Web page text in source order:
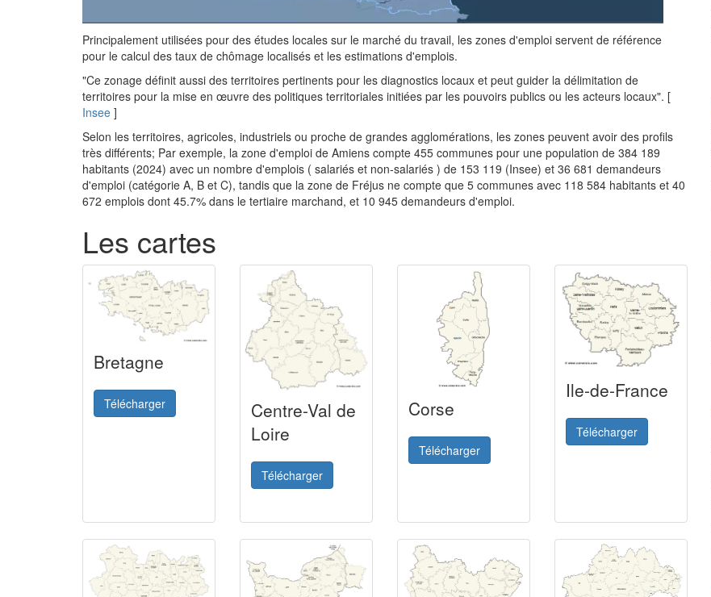
Principalement utilisées pour des études locales sur le marché du travail, les zones d'emploi servent de référence
pour le calcul des taux de chômage localisés et les estimations d'emplois.
"Ce zonage définit aussi des territoires pertinents pour les diagnostics locaux et peut guider la délimitation de
territoires pour la mise en œuvre des politiques territoriales initiées par les pouvoirs publics ou les acteurs locaux". [
Insee ]
Selon les territoires, agricoles, industriels ou proche de grandes agglomérations, les zones peuvent avoir des profils
très différents; Par exemple, la zone d'emploi de Amiens compte 455 communes pour une population de 384 189
habitants (2024) avec un nombre d'emplois ( salariés et non-salariés ) de 153 119 (Insee) et 36 681 demandeurs
d'emploi (catégorie A, B et C), tandis que la zone de Fréjus ne compte que 5 communes avec 118 584 habitants et 40
672 emplois dont 45.7% dans le tertiaire marchand, et 10 945 demandeurs d'emploi.
Les cartes
Bretagne
Télécharger
Centre-Val de
Loire
Télécharger
Corse
Télécharger
Ile-de-France
Télécharger